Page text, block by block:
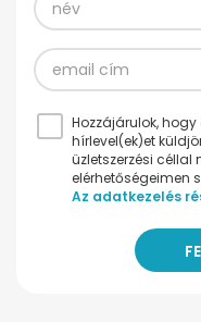
Hozzájárulok,
hírlevel(ek)et
üzletszerzési
elérhetőségeimen
Az adatkezelés